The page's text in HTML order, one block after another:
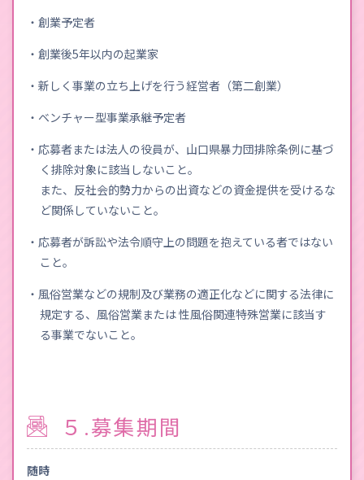
・創業予定者
・創業後5年以内の起業家
・新しく事業の立ち上げを行う経営者（第二創業）
・ベンチャー型事業承継予定者
・応募者または法人の役員が、山口県暴力団排除条例に基づ
く排除対象に該当しないこと。
また、反社会的勢力からの出資などの資金提供を受けるな
ど関係していないこと。
・応募者が訴訟や法令順守上の問題を抱えている者ではない
こと。
・風俗営業などの規制及び業務の適正化などに関する法律に
規定する、風俗営業または 性風俗関連特殊営業に該当す
る事業でないこと。
５.募集期間
随時